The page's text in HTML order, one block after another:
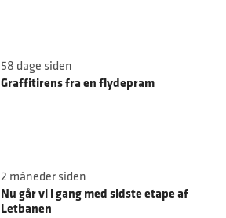
58 dage siden
Graffitirens fra en flydepram
2 måneder siden
Nu går vi i gang med sidste etape af
Letbanen